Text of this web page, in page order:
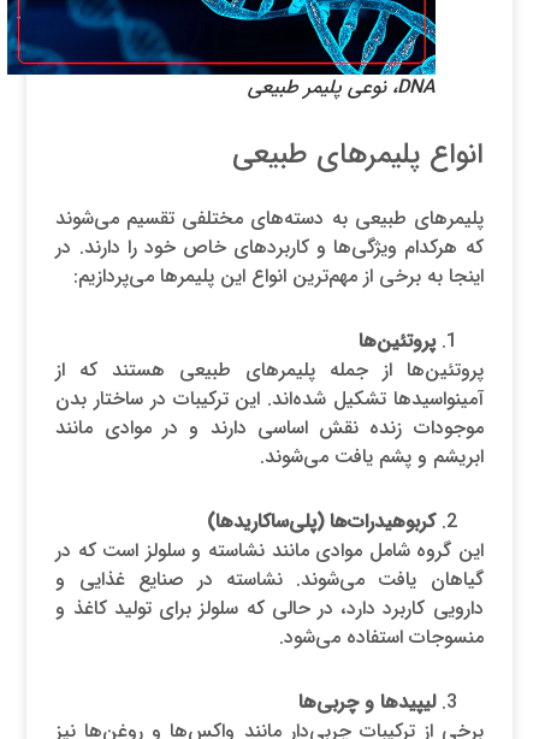
DNA، نوعی پلیمر طبیعی
انواع پلیمرهای طبیعی
پلیمرهای طبیعی به دسته‌های مختلفی تقسیم می‌شوند
که هرکدام ویژگی‌ها و کاربردهای خاص خود را دارند. در
اینجا به برخی از مهم‌ترین انواع این پلیمرها می‌پردازیم:
پروتئین‌ها
پروتئین‌ها از جمله پلیمرهای طبیعی هستند که از
آمینواسیدها تشکیل شده‌اند. این ترکیبات در ساختار بدن
موجودات زنده نقش اساسی دارند و در موادی مانند
ابریشم و پشم یافت می‌شوند.
کربوهیدرات‌ها (پلی‌ساکاریدها)
این گروه شامل موادی مانند نشاسته و سلولز است که در
گیاهان یافت می‌شوند. نشاسته در صنایع غذایی و
دارویی کاربرد دارد، در حالی که سلولز برای تولید کاغذ و
منسوجات استفاده می‌شود.
لیپیدها و چربی‌ها
برخی از ترکیبات چربی‌دار مانند واکس‌ها و روغن‌ها نیز